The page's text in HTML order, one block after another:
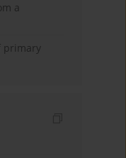
a
primary